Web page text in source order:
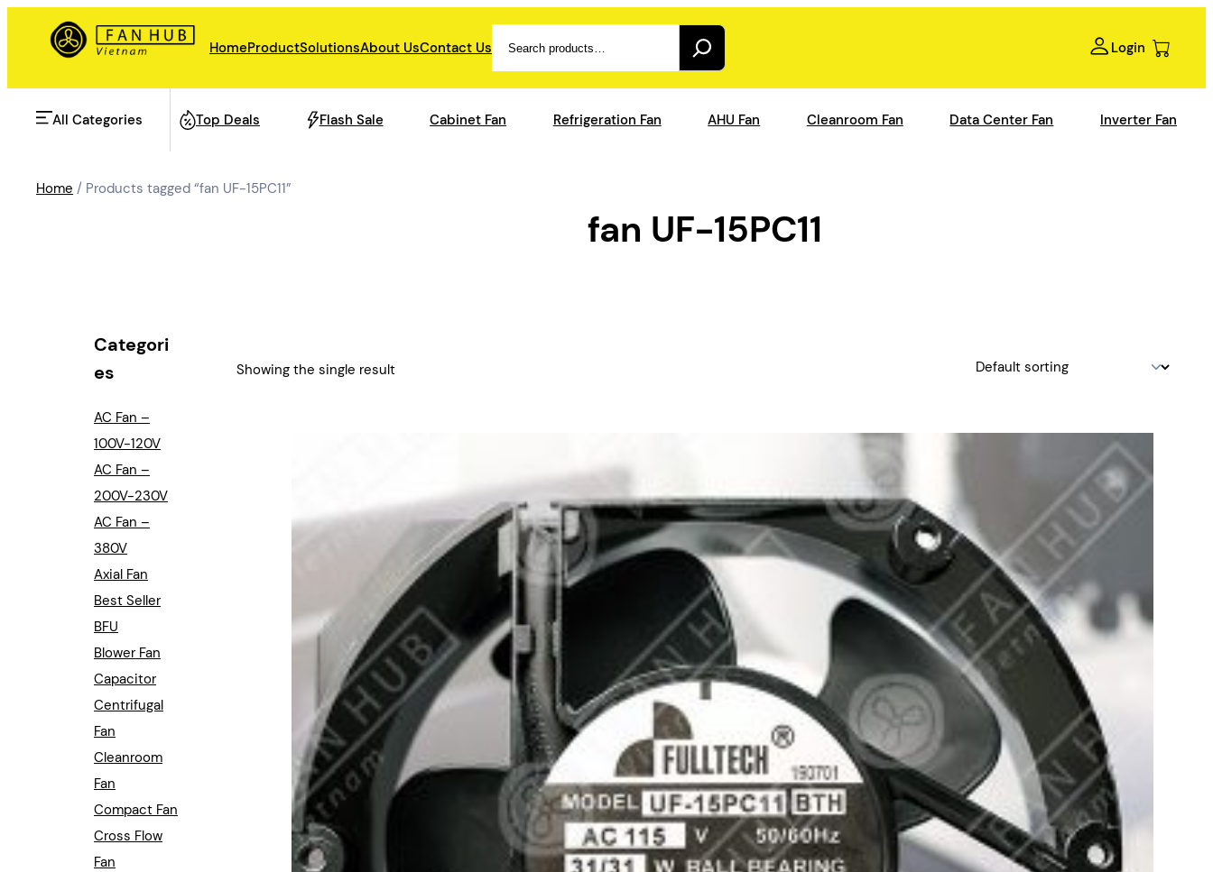
HomeProductSolutionsAbout UsContact Us Login
All Categories
AHU Fan
Refrigeration Fan
Industrial Automation
Cleanroom Fan
Air Purification
Cabinet Fan
Inverter Fan
Top Deals Flash Sale Cabinet Fan Refrigeration Fan AHU Fan Cleanroom Fan Data Center Fan Inverter Fan
Categori
es
AC Fan –
100V-120V
AC Fan –
200V-230V
AC Fan –
380V
Axial Fan
Best Seller
BFU
Blower Fan
Capacitor
Centrifugal
Fan
Cleanroom
Fan
Compact Fan
Cross Flow
Fan
Home / Products tagged “fan UF-15PC11”
fan UF-15PC11
Showing the single result